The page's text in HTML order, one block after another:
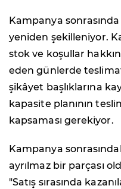
Kampanya
yeniden şekilleniyor.
stok ve koşullar
eden günlerde
şikâyet başlıklarına
kapasite planının
kapsaması gerekiyor.
Kampanya
ayrılmaz bir parçası
"Satış sırasında